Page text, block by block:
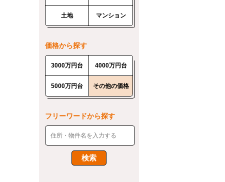
土地 マンション
価格から探す
3000万円台 4000万円台
5000万円台 その他の価格
フリーワードから探す